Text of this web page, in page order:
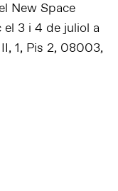
el New Space
3 i 4 de juliol a
1, Pis 2, 08003,